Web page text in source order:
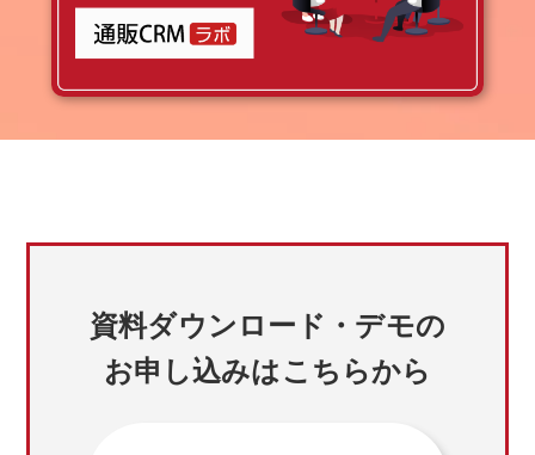
資料ダウンロード・デモの
お申し込みはこちらから